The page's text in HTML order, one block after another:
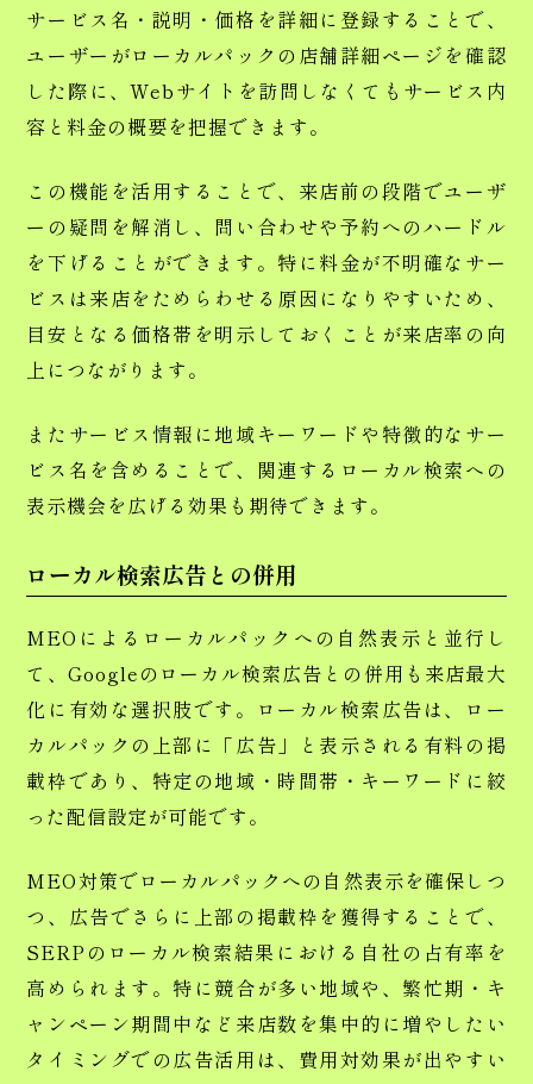
サービス名・説明・価格を詳細に登録することで、
ユーザーがローカルパックの店舗詳細ページを確認
した際に、Webサイトを訪問しなくてもサービス内
容と料金の概要を把握できます。
この機能を活用することで、来店前の段階でユーザ
ーの疑問を解消し、問い合わせや予約へのハードル
を下げることができます。特に料金が不明確なサー
ビスは来店をためらわせる原因になりやすいため、
目安となる価格帯を明示しておくことが来店率の向
上につながります。
またサービス情報に地域キーワードや特徴的なサー
ビス名を含めることで、関連するローカル検索への
表示機会を広げる効果も期待できます。
ローカル検索広告との併用
MEOによるローカルパックへの自然表示と並行し
て、Googleのローカル検索広告との併用も来店最大
化に有効な選択肢です。ローカル検索広告は、ロー
カルパックの上部に「広告」と表示される有料の掲
載枠であり、特定の地域・時間帯・キーワードに絞
った配信設定が可能です。
MEO対策でローカルパックへの自然表示を確保しつ
つ、広告でさらに上部の掲載枠を獲得することで、
SERPのローカル検索結果における自社の占有率を
高められます。特に競合が多い地域や、繁忙期・キ
ャンペーン期間中など来店数を集中的に増やしたい
タイミングでの広告活用は、費用対効果が出やすい